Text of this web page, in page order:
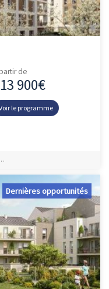
de
900€
le programme
Dernières opportunités